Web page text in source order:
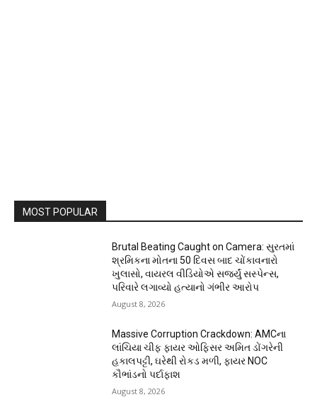
MOST POPULAR
Brutal Beating Caught on Camera: સુરતમાં
શ્રમિકના મોતના 50 દિવસ બાદ ચોંકાવનારો
ખુલાસો, વાયરલ વીડિયોએ સર્જ્યું સસ્પેન્સ,
પરિવારે લગાવ્યો હત્યાનો ગંભીર આરોપ
August 8, 2026
Massive Corruption Crackdown: AMCના
લાંચિયા ચીફ ફાયર ઓફિસર અમિત ડોંગરેની
હકાલપટ્ટી, ઘરેથી રોકડ મળી, ફાયર NOC
કૌભાંડનો પર્દાફાશ
August 8, 2026